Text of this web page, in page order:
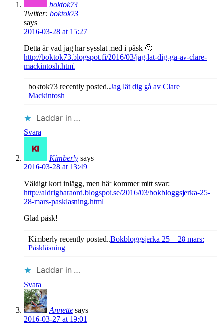
boktok73
Twitter: boktok73
says
2016-03-28 at 15:27
Detta är vad jag har sysslat med i påsk 🙂
http://boktok73.blogspot.fi/2016/03/jag-lat-dig-ga-av-clare-
mackintosh.html
boktok73 recently posted..Jag lät dig gå av Clare
Mackintosh
Laddar in …
Svara
Kimberly says
2016-03-28 at 13:49
Väldigt kort inlägg, men här kommer mitt svar:
http://aldrigbaraord.blogspot.se/2016/03/bokbloggsjerka-25-
28-mars-pasklasning.html
Glad påsk!
Kimberly recently posted..Bokbloggsjerka 25 – 28 mars:
Påskläsning
Laddar in …
Svara
Annette says
2016-03-27 at 19:01